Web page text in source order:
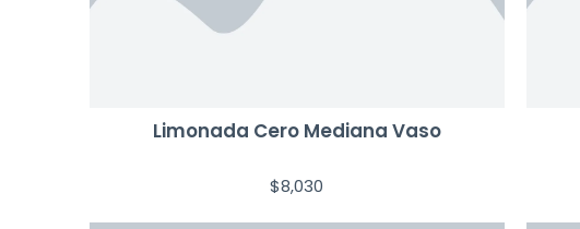
Limonada Cero Mediana Vaso
$8,030